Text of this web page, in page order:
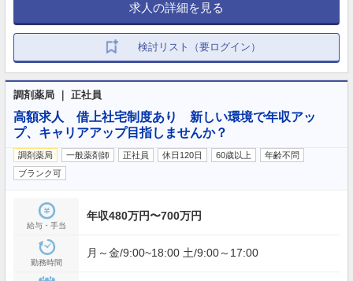
求人の詳細を見る
検討リスト（要ログイン）
調剤薬局 ｜ 正社員
高額求人 借上社宅制度あり 新しい環境で年収アッ
プ、キャリアアップ目指しませんか？
調剤薬局 一般薬剤師 正社員 休日120日 60歳以上
年齢不問
ブランク可
給与・手当
年収480万円〜700万円
勤務時間
月～金/9:00~18:00 土/9:00～17:00